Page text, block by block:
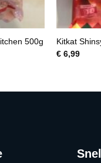
500g
Kitkat
€6,99